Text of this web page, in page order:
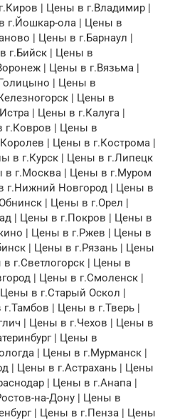
| Цены в г.Владимир |
г.Йошкар-ола | Цены в
| Цены в г.Барнаул |
г.Бийск | Цены в
| Цены в г.Вязьма |
| Цены в
| Цены в
| Цены в г.Калуга |
г.Ковров | Цены в
| Цены в г.Кострома |
в г.Курск | Цены в г.Липецк
г.Москва | Цены в г.Муром
г.Нижний Новгород | Цены в
| Цены в г.Орел |
| Цены в г.Покров | Цены в
| Цены в г.Ржев | Цены в
| Цены в г.Рязань | Цены
в г.Светлогорск | Цены в
| Цены в г.Смоленск |
в г.Старый Оскол |
| Цены в г.Тверь |
| Цены в г.Чехов | Цены в
| Цены в
| Цены в г.Мурманск |
| Цены в г.Астрахань | Цены
| Цены в г.Анапа |
на-Дону | Цены в
| Цены в г.Пенза | Цены